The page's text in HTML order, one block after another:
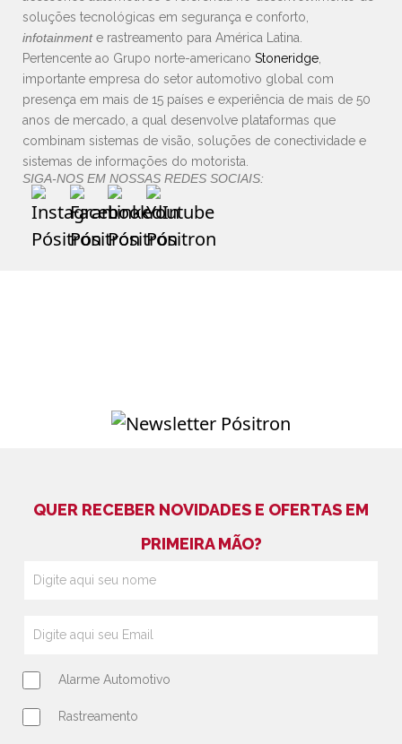
soluções tecnológicas em segurança e conforto,
infotainmente rastreamento para América Latina.
Pertencente ao Grupo norte-americano Stoneridge
importante empresa do setor automotivo global com
presença em mais de 15 países e experiência de mais de 50
anos de mercado, a qual desenvolve plataformas que
combinam sistemas de visão, soluções de conectividade e
sistemas de informações do motorista.
SIGA-NOS EM NOSSAS REDES SOCIAIS:
QUER RECEBER NOVIDADES E OFERTAS EM
PRIMEIRA MÃO?
Alarme Automotivo
Rastreamento